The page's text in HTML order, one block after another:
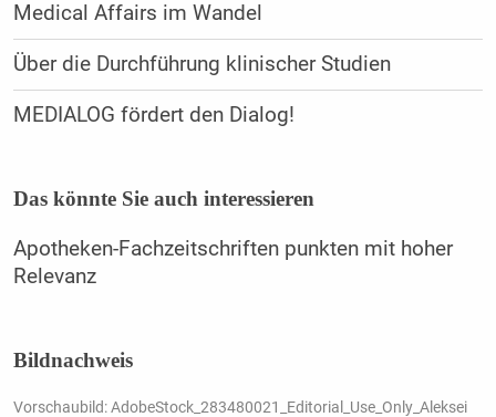
Medical Affairs im Wandel
Über die Durchführung klinischer Studien
MEDIALOG fördert den Dialog!
Das könnte Sie auch interessieren
Apotheken-Fachzeitschriften punkten mit hoher
Relevanz
Bildnachweis
Vorschaubild: AdobeStock_283480021_Editorial_Use_Only_Aleksei